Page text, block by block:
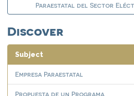
Paraestatal del Sector
Discover
Subject
Empresa Paraestatal
Propuesta de un Programa